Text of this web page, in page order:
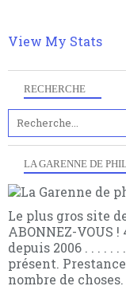
RECHERCHE
LA GARENNE DE
Le plus gros site
ABONNEZ-VOUS !
depuis 2006 . . . . .
présent.
nombre de choses.
View My Stats